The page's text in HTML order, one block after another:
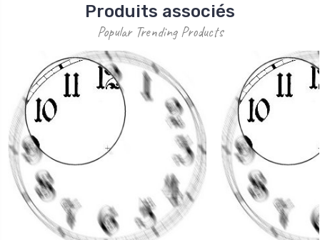
Produits associés
Popular Trending Products